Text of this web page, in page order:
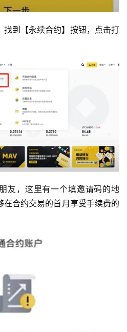
找到【永续合约】按钮，点击打
友，这里有一个填邀请码的地
在合约交易的首月享受手续费的